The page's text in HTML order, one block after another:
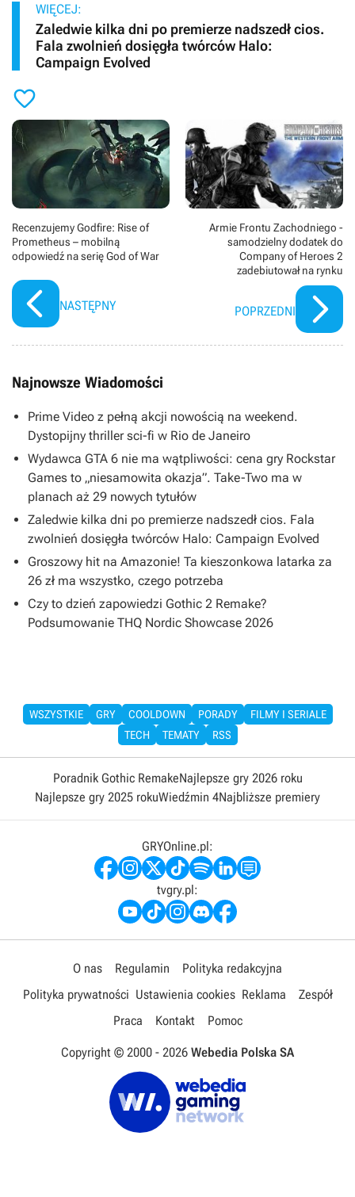
WIĘCEJ:
Zaledwie kilka dni po premierze nadszedł cios.
Fala zwolnień dosięgła twórców Halo:
Campaign Evolved

Recenzujemy Godfire: Rise of
Prometheus – mobilną
odpowiedź na serię God of War
NASTĘPNY
Armie Frontu Zachodniego -
samodzielny dodatek do
Company of Heroes 2
zadebiutował na rynku
POPRZEDNI
Najnowsze Wiadomości
Prime Video z pełną akcji nowością na weekend.
Dystopijny thriller sci-fi w Rio de Janeiro
Wydawca GTA 6 nie ma wątpliwości: cena gry Rockstar
Games to „niesamowita okazja”. Take-Two ma w
planach aż 29 nowych tytułów
Zaledwie kilka dni po premierze nadszedł cios. Fala
zwolnień dosięgła twórców Halo: Campaign Evolved
Groszowy hit na Amazonie! Ta kieszonkowa latarka za
26 zł ma wszystko, czego potrzeba
Czy to dzień zapowiedzi Gothic 2 Remake?
Podsumowanie THQ Nordic Showcase 2026
WSZYSTKIE GRY COOLDOWN PORADY
FILMY I SERIALE
TECH
TEMATY RSS
Poradnik Gothic RemakeNajlepsze gry 2026 roku
Najlepsze gry 2025 rokuWiedźmin 4Najbliższe premiery
GRYOnline.pl:
tvgry.pl:
O nas Regulamin
Polityka redakcyjna
Polityka prywatności Ustawienia cookies Reklama
Zespół
Praca
Kontakt Pomoc
Copyright © 2000 - 2026 Webedia Polska SA